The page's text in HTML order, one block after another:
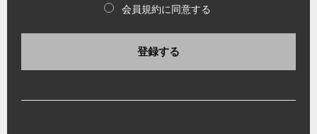
会員規約に同意する
登録する